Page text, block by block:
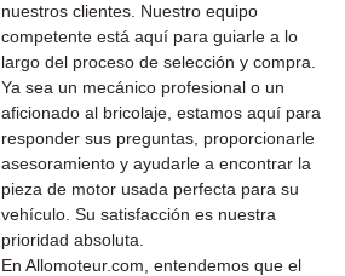
nuestros clientes. Nuestro equipo
competente está aquí para guiarle a lo
largo del proceso de selección y compra.
Ya sea un mecánico profesional o un
aficionado al bricolaje, estamos aquí para
responder sus preguntas, proporcionarle
asesoramiento y ayudarle a encontrar la
pieza de motor usada perfecta para su
vehículo. Su satisfacción es nuestra
prioridad absoluta.
En Allomoteur.com, entendemos que el